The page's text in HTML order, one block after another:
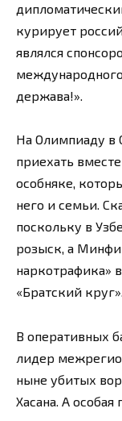
курирует
являлся
держава!».
На Олимпиаду в
приехать
особняке,
него и семьи.
поскольку в
розыск, а
наркотрафика»
«Братский круг».
В оперативных
лидер
ныне убитых
Хасана. А